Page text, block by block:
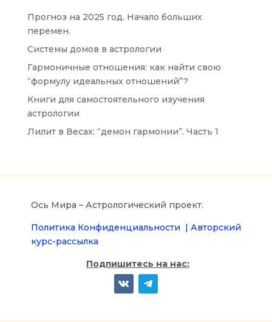
Прогноз на 2025 год. Начало больших
перемен.
Системы домов в астрологии
Гармоничные отношения: как найти свою
“формулу идеальных отношений”?
Книги для самостоятельного изучения
астрологии
Лилит в Весах: “демон гармонии”. Часть 1
Ось Мира – Астрологический проект.
Политика Конфиденциальности | Авторский
курс-рассылка
Подпишитесь на нас: